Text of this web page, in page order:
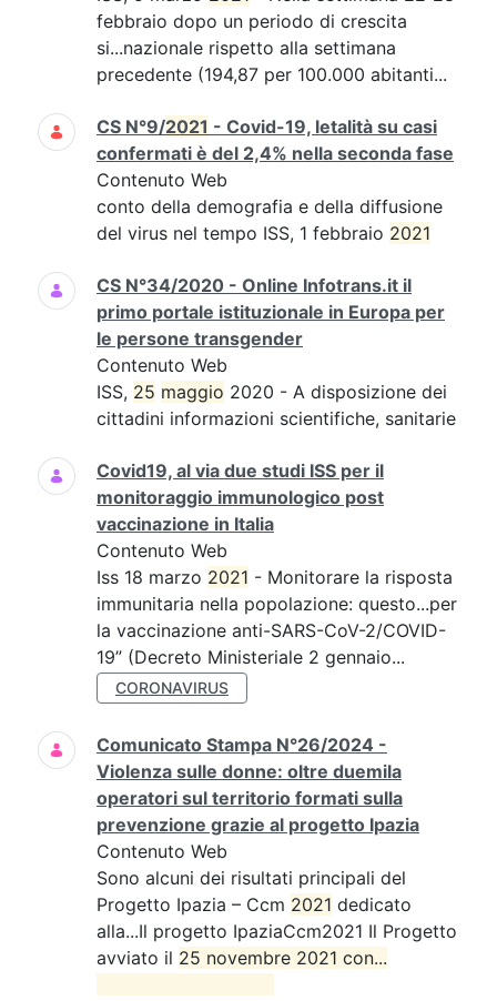
febbraio dopo un periodo di crescita
si...nazionale rispetto alla settimana
precedente (194,87 per 100.000 abitanti...
CS N°9/2021 - Covid-19, letalità su casi
confermati è del 2,4% nella seconda fase
Contenuto Web
conto della demografia e della diffusione
del virus nel tempo ISS, 1 febbraio 2021
CS N°34/2020 - Online Infotrans.it il
primo portale istituzionale in Europa per
le persone transgender
Contenuto Web
ISS, 25 maggio 2020 - A disposizione dei
cittadini informazioni scientifiche, sanitarie
Covid19, al via due studi ISS per il
monitoraggio immunologico post
vaccinazione in Italia
Contenuto Web
Iss 18 marzo 2021 - Monitorare la risposta
immunitaria nella popolazione: questo...per
la vaccinazione anti-SARS-CoV-2/COVID-
19” (Decreto Ministeriale 2 gennaio...
CORONAVIRUS
Comunicato Stampa N°26/2024 -
Violenza sulle donne: oltre duemila
operatori sul territorio formati sulla
prevenzione grazie al progetto Ipazia
Contenuto Web
Sono alcuni dei risultati principali del
Progetto Ipazia – Ccm 2021 dedicato
alla...Il progetto IpaziaCcm2021 Il Progetto
avviato il 25 novembre 2021 con...